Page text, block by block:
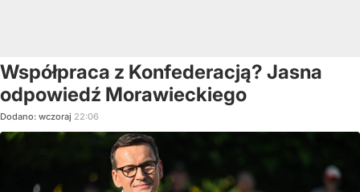
Współpraca z Konfederacją? Jasna
odpowiedź Morawieckiego
Dodano: wczoraj 22:06